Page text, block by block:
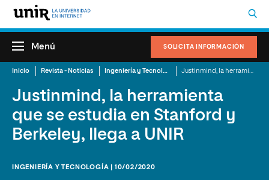
SOLICITA INFORMACIÓN
Menú
Inicio Revista - Noticias Ingeniería y Tecnología
Justinmind, la herramienta
que se estudia en Stanford y
Berkeley, llega a UNIR
INGENIERÍA Y TECNOLOGÍA | 10/02/2020